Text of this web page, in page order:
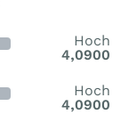
Hoch
4,0900
Hoch
4,0900